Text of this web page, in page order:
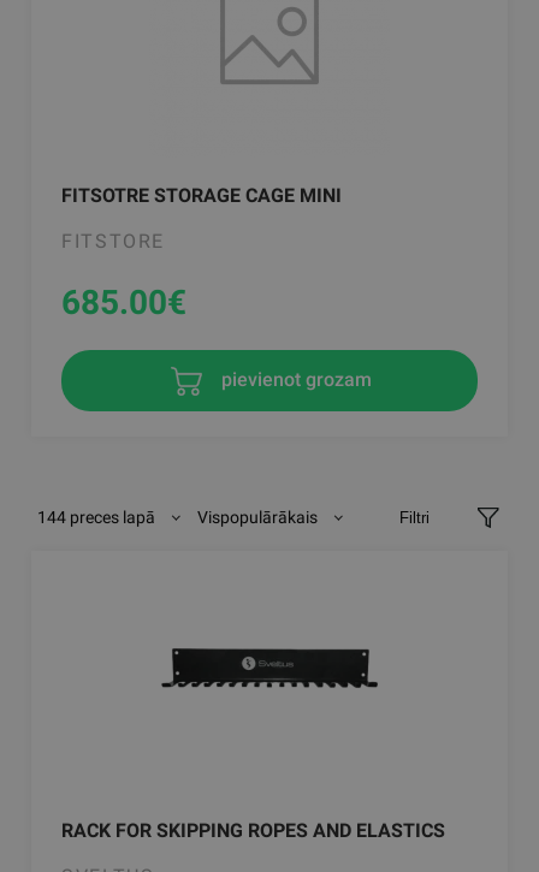
FITSOTRE STORAGE CAGE MINI
FITSTORE
685.00€
pievienot grozam
144 preces lapā Vispopulārākais Filtri
RACK FOR SKIPPING ROPES AND ELASTICS